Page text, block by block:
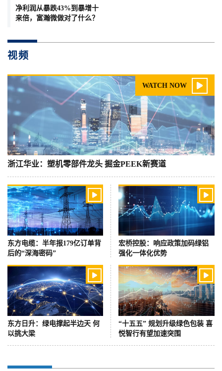
净利润从暴跌43%到暴增十
来倍，富瀚微做对了什么？
视频
WATCH NOW 
浙江华业：塑机零部件龙头 掘金PEEK新赛道

东方电缆：半年报179亿订单背
后的“深海密码”

宏桥控股：响应政策加码绿铝
强化一体化优势

东方日升：绿电撑起半边天 何
以挑大梁

“十五五” 规划升级绿色包装 喜
悦智行有望加速突围